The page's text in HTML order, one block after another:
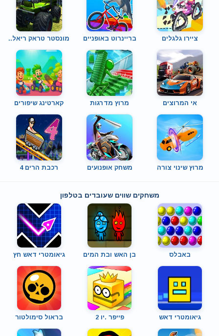
ציירו גלגלים בריינרוט באופניים מונסטר טראק ריאל..
אי המרוצים מרוץ מדרגות קארטינג שיפורים
מרוץ שינוי צורה משחק אופנועים רכבת הרים 4
משחקים שווים שעובדים בטלפון
באבלס בן האש ובת המים גיאומטרי דאש חץ
גיאומטרי דאש פייפר .יו 2 בראול סימולטור